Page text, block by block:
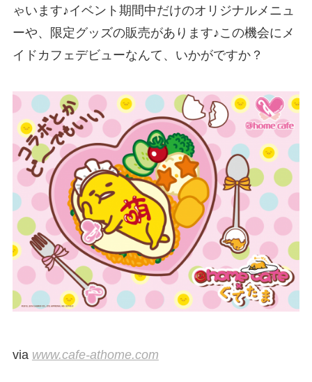
ゃいます♪イベント期間中だけのオリジナルメニュ
ーや、限定グッズの販売があります♪この機会にメ
イドカフェデビューなんて、いかがですか？
via www.cafe-athome.com